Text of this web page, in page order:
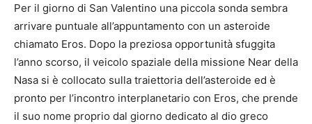
Per il giorno di San Valentino una piccola sonda sembra
arrivare puntuale all’appuntamento con un asteroide
chiamato Eros. Dopo la preziosa opportunità sfuggita
l’anno scorso, il veicolo spaziale della missione Near della
Nasa si è collocato sulla traiettoria dell’asteroide ed è
pronto per l’incontro interplanetario con Eros, che prende
il suo nome proprio dal giorno dedicato al dio greco